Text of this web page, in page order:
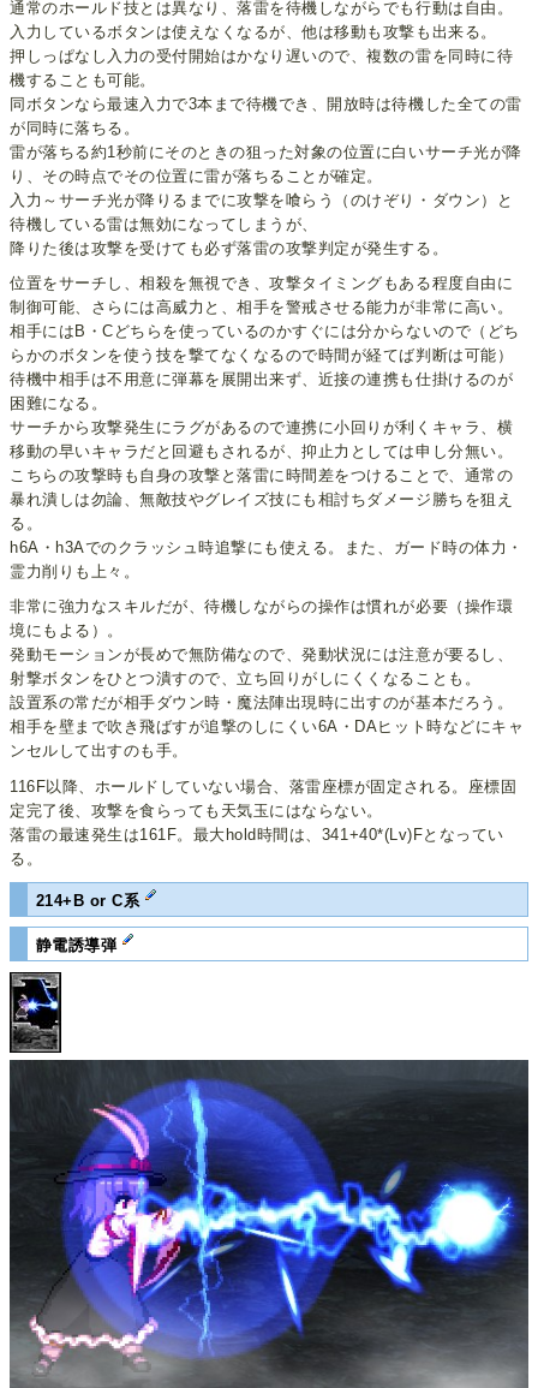
通常のホールド技とは異なり、落雷を待機しながらでも行動は自由。
入力しているボタンは使えなくなるが、他は移動も攻撃も出来る。
押しっぱなし入力の受付開始はかなり遅いので、複数の雷を同時に待
機することも可能。
同ボタンなら最速入力で3本まで待機でき、開放時は待機した全ての雷
が同時に落ちる。
雷が落ちる約1秒前にそのときの狙った対象の位置に白いサーチ光が降
り、その時点でその位置に雷が落ちることが確定。
入力～サーチ光が降りるまでに攻撃を喰らう（のけぞり・ダウン）と
待機している雷は無効になってしまうが、
降りた後は攻撃を受けても必ず落雷の攻撃判定が発生する。
位置をサーチし、相殺を無視でき、攻撃タイミングもある程度自由に
制御可能、さらには高威力と、相手を警戒させる能力が非常に高い。
相手にはB・Cどちらを使っているのかすぐには分からないので（どち
らかのボタンを使う技を撃てなくなるので時間が経てば判断は可能）
待機中相手は不用意に弾幕を展開出来ず、近接の連携も仕掛けるのが
困難になる。
サーチから攻撃発生にラグがあるので連携に小回りが利くキャラ、横
移動の早いキャラだと回避もされるが、抑止力としては申し分無い。
こちらの攻撃時も自身の攻撃と落雷に時間差をつけることで、通常の
暴れ潰しは勿論、無敵技やグレイズ技にも相討ちダメージ勝ちを狙え
る。
h6A・h3Aでのクラッシュ時追撃にも使える。また、ガード時の体力・
霊力削りも上々。
非常に強力なスキルだが、待機しながらの操作は慣れが必要（操作環
境にもよる）。
発動モーションが長めで無防備なので、発動状況には注意が要るし、
射撃ボタンをひとつ潰すので、立ち回りがしにくくなることも。
設置系の常だが相手ダウン時・魔法陣出現時に出すのが基本だろう。
相手を壁まで吹き飛ばすが追撃のしにくい6A・DAヒット時などにキャ
ンセルして出すのも手。
116F以降、ホールドしていない場合、落雷座標が固定される。座標固
定完了後、攻撃を食らっても天気玉にはならない。
落雷の最速発生は161F。最大hold時間は、341+40*(Lv)Fとなってい
る。
214+B or C系
静電誘導弾